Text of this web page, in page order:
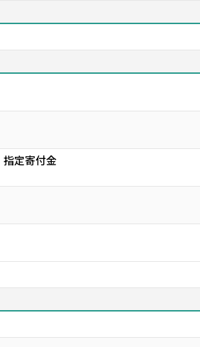
指定寄付金